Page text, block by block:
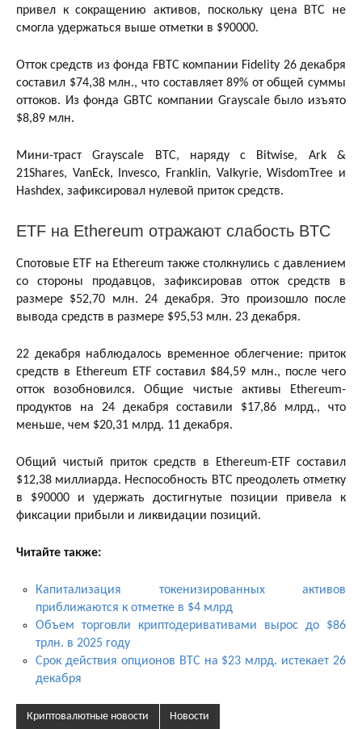
привел к сокращению активов, поскольку цена BTC не
смогла удержаться выше отметки в $90000.
Отток средств из фонда FBTC компании Fidelity 26 декабря
составил $74,38 млн., что составляет 89% от общей суммы
оттоков. Из фонда GBTC компании Grayscale было изъято
$8,89 млн.
Мини-траст Grayscale BTC, наряду с Bitwise, Ark &
21Shares, VanEck, Invesco, Franklin, Valkyrie, WisdomTree и
Hashdex, зафиксировал нулевой приток средств.
ETF на Ethereum отражают слабость BTC
Спотовые ETF на Ethereum также столкнулись с давлением
со стороны продавцов, зафиксировав отток средств в
размере $52,70 млн. 24 декабря. Это произошло после
вывода средств в размере $95,53 млн. 23 декабря.
22 декабря наблюдалось временное облегчение: приток
средств в Ethereum ETF составил $84,59 млн., после чего
отток возобновился. Общие чистые активы Ethereum-
продуктов на 24 декабря составили $17,86 млрд., что
меньше, чем $20,31 млрд. 11 декабря.
Общий чистый приток средств в Ethereum-ETF составил
$12,38 миллиарда. Неспособность BTC преодолеть отметку
в $90000 и удержать достигнутые позиции привела к
фиксации прибыли и ликвидации позиций.
Читайте также:
Капитализация токенизированных активов
приближаются к отметке в $4 млрд
Объем торговли криптодеривативами вырос до $86
трлн. в 2025 году
Срок действия опционов BTC на $23 млрд. истекает 26
декабря
Криптовалютные новости Новости